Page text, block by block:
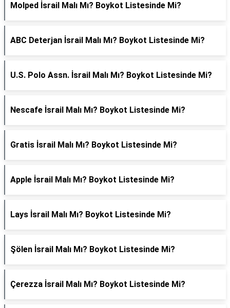
Molped İsrail Malı Mı? Boykot Listesinde Mi?
ABC Deterjan İsrail Malı Mı? Boykot Listesinde Mi?
U.S. Polo Assn. İsrail Malı Mı? Boykot Listesinde Mi?
Nescafe İsrail Malı Mı? Boykot Listesinde Mi?
Gratis İsrail Malı Mı? Boykot Listesinde Mi?
Apple İsrail Malı Mı? Boykot Listesinde Mi?
Lays İsrail Malı Mı? Boykot Listesinde Mi?
Şölen İsrail Malı Mı? Boykot Listesinde Mi?
Çerezza İsrail Malı Mı? Boykot Listesinde Mi?